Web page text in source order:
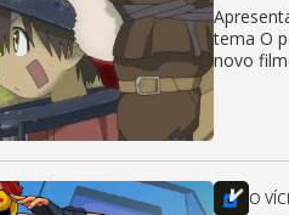
tema O
novo
O